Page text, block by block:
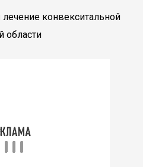
конвекситальной
области